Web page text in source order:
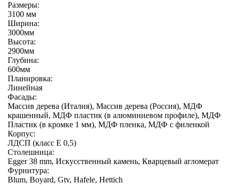
Размеры:
3100 мм
Ширина:
3000мм
Высота:
2900мм
Глубина:
600мм
Планировка:
Линейная
Фасады:
Массив дерева (Италия), Массив дерева (Россия), МДФ
крашенный, МДФ пластик (в алюминиевом профиле), МДФ
Пластик (в кромке 1 мм), МДФ пленка, МДФ с филенкой
Корпус:
ЛДСП (класс E 0,5)
Столешница:
Egger 38 mm, Искусственный камень, Кварцевый агломерат
Фурнитура:
Blum, Boyard, Gtv, Hafele, Hettich